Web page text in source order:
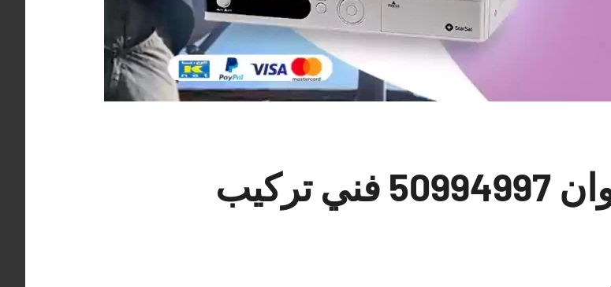
فني ستلايت القيروان 50994997 فني تركيب